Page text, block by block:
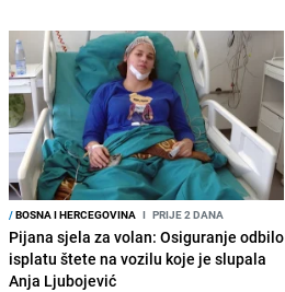
/BOSNA I HERCEGOVINA I PRIJE 2 DANA
Pijana sjela za volan: Osiguranje odbilo
isplatu štete na vozilu koje je slupala
Anja Ljubojević